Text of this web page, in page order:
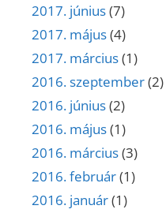
2017. június(7)
2017. május(4)
2017. március(1)
2016. szeptember(2)
2016. június(2)
2016. május(1)
2016. március(3)
2016. február(1)
2016. január(1)